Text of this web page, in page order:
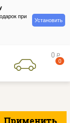
при
Установить
0 руб
0